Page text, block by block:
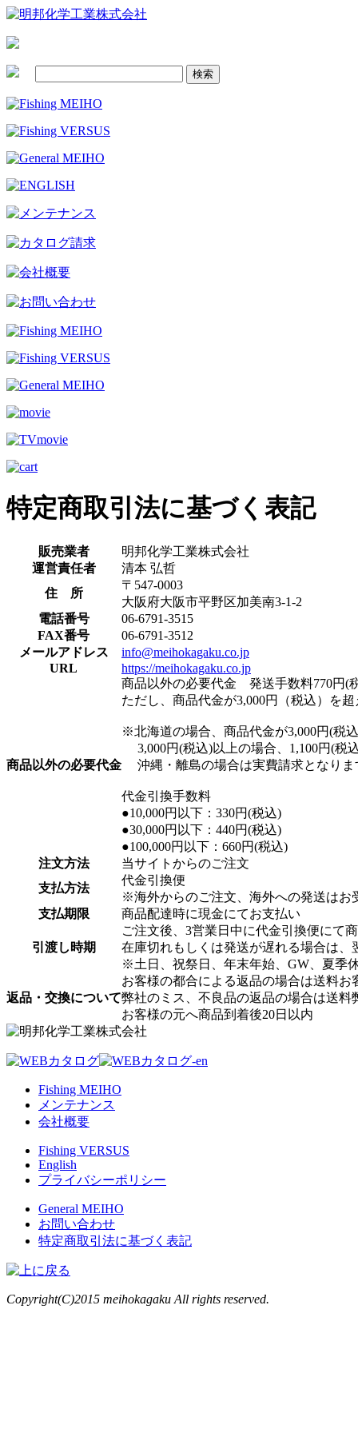
特定商取引法に基づく表記
販売業者
明邦化学工業株式会社
運営責任者
清本 弘哲
住 所
〒547-0003
大阪府大阪市平野区加美南3-1-2
電話番号
06-6791-3515
FAX番号
06-6791-3512
メールアドレス
info@meihokagaku.co.jp
URL
https://meihokagaku.co.jp
商品以外の必要代金
商品以外の必要代金 発送手数料770円(
ただし、商品代金が3,000円（税込）を
※北海道の場合、商品代金が3,000円(税
3,000円(税込)以上の場合、1,100円(税
沖縄・離島の場合は実費請求となりま
代金引換手数料
●10,000円以下：330円(税込)
●30,000円以下：440円(税込)
●100,000円以下：660円(税込)
注文方法
当サイトからのご注文
支払方法
代金引換便
※海外からのご注文、海外への発送はお
支払期限
商品配達時に現金にてお支払い
引渡し時期
ご注文後、3営業日中に代金引換便にて
在庫切れもしくは発送が遅れる場合は、
※土日、祝祭日、年末年始、GW、夏季
返品・交換について
お客様の都合による返品の場合は送料お
弊社のミス、不良品の返品の場合は送料
お客様の元へ商品到着後20日以内
Fishing MEIHO
メンテナンス
会社概要
Fishing VERSUS
English
プライバシーポリシー
General MEIHO
お問い合わせ
特定商取引法に基づく表記
Copyright(C)2015 meihokagaku All rights reserved.